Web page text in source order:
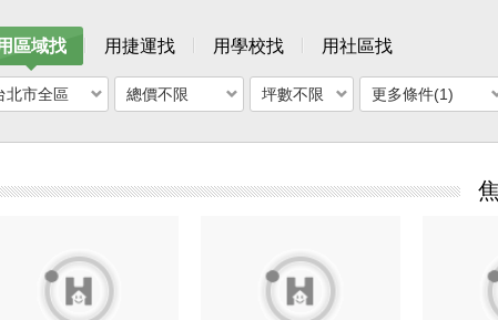
區域找 用捷運找 用學校找 用社區找
北市全區 總價不限 坪數不限 更多條件(1)